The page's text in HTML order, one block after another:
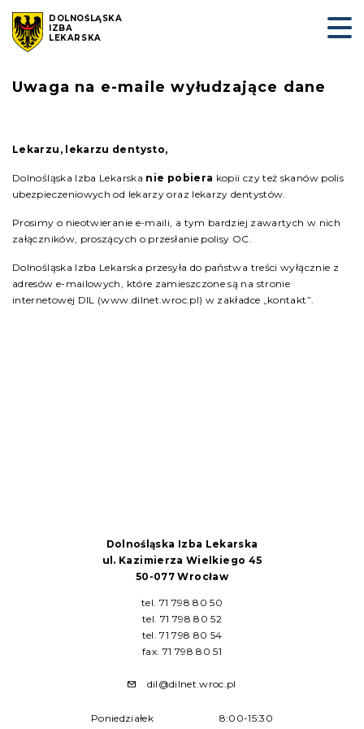
DOLNOŚLĄSKA
IZBA
LEKARSKA
Uwaga na e-maile wyłudzające dane
Lekarzu, lekarzu dentysto,
Dolnośląska Izba Lekarska nie pobiera kopii czy też skanów polis
ubezpieczeniowych od lekarzy oraz lekarzy dentystów.
Prosimy o nieotwieranie e-maili, a tym bardziej zawartych w nich
załączników, proszących o przesłanie polisy OC.
Dolnośląska Izba Lekarska przesyła do państwa treści wyłącznie z
adresów e-mailowych, które zamieszczone są na stronie
internetowej DIL (www.dilnet.wroc.pl) w zakładce „kontakt”.
Dolnośląska Izba Lekarska
ul. Kazimierza Wielkiego 45
50-077 Wrocław
tel. 71 798 80 50
tel. 71 798 80 52
tel. 71 798 80 54
fax. 71 798 80 51
dil@dilnet.wroc.pl
Poniedziałek
8:00-15:30